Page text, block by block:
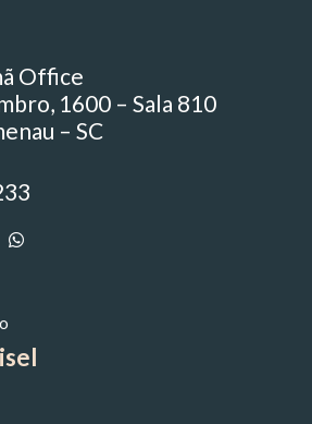
Office
1600 – Sala 810
– SC